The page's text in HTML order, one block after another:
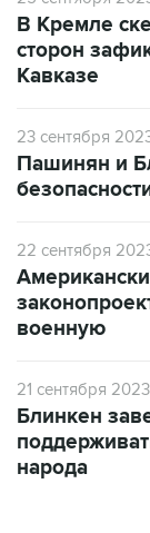
В Кремле
сторон
Кавказе
23 сентября
Пашинян и
22 сентября
военную
21 сентября
Блинкен
народа